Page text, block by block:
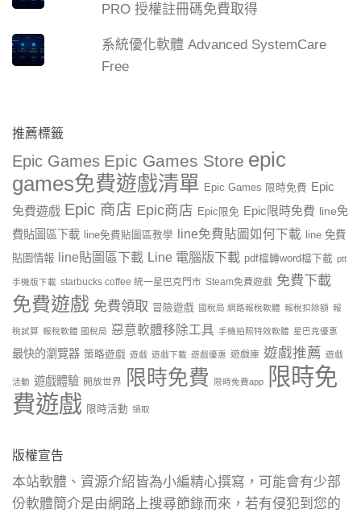
PRO 授權註冊碼免費取得
系統優化軟體 Advanced SystemCare
Free
推薦標籤
Epic Games Epic Games Store epic
games免費遊戲清單 Epic Games 限時免費 Epic
免費遊戲 Epic 商店 Epic商店 Epic限免 Epic限時免費 line免
費貼圖區下載
line免費貼圖區教學 line免費貼圖如何下載
line 免費
貼圖情報
line貼圖區下載 Line 電腦版下載 pdf檔轉word檔下載 ptt
手機版下載 starbucks coffee 統一星巴克門市 Steam免費遊戲 免費下載
免費遊戲 免費領取 冒險遊戲 國稅局 網路報稅軟體 報稅扣除額 報
稅試算 報稅軟體 國稅局 惡意軟體移除工具 手機拍照特效軟體 星巴克優惠
最快的瀏覽器 策略遊戲 遊戲 遊戲下載 遊戲優惠 遊戲庫 遊戲推薦 遊戲
活動 遊戲體驗 開放世界 限時免費 限時免費app
限時免
費遊戲 限時活動 領取
版權宣告
本站軟體、資源介紹皆為小編精心撰寫，可能會有少部
份軟體簡介是由網路上搜尋節錄而來，若有侵犯到您的